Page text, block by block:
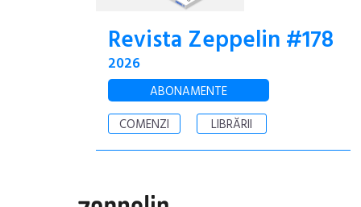
Revista Zeppelin #178
2026
ABONAMENTE
COMENZI
LIBRĂRII